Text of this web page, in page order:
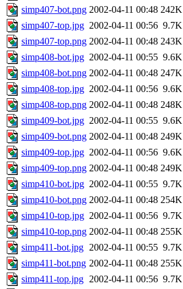
simp407-bot.png 2002-04-11 00:48 242K
simp407-top.jpg 2002-04-11 00:56 9.7K
simp407-top.png 2002-04-11 00:48 243K
simp408-bot.jpg 2002-04-11 00:55 9.6K
simp408-bot.png 2002-04-11 00:48 247K
simp408-top.jpg 2002-04-11 00:56 9.6K
simp408-top.png 2002-04-11 00:48 248K
simp409-bot.jpg 2002-04-11 00:55 9.6K
simp409-bot.png 2002-04-11 00:48 249K
simp409-top.jpg 2002-04-11 00:56 9.6K
simp409-top.png 2002-04-11 00:48 249K
simp410-bot.jpg 2002-04-11 00:55 9.7K
simp410-bot.png 2002-04-11 00:48 254K
simp410-top.jpg 2002-04-11 00:56 9.7K
simp410-top.png 2002-04-11 00:48 255K
simp411-bot.jpg 2002-04-11 00:55 9.7K
simp411-bot.png 2002-04-11 00:48 255K
simp411-top.jpg 2002-04-11 00:56 9.7K